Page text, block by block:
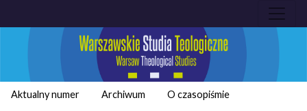
Aktualny numer Archiwum O czasopiśmie